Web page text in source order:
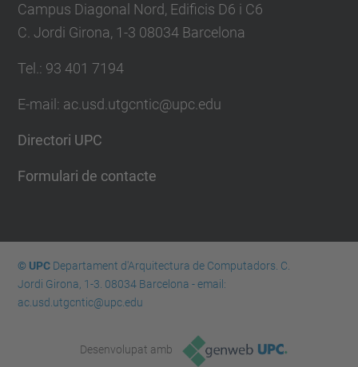
Campus Diagonal Nord, Edificis D6 i C6
C. Jordi Girona, 1-3 08034 Barcelona
Tel.: 93 401 7194
E-mail: ac.usd.utgcntic@upc.edu
Directori UPC
Formulari de contacte
© UPCDepartament d'Arquitectura de Computadors. C.
Jordi Girona, 1-3. 08034 Barcelona - email:
ac.usd.utgcntic@upc.edu
Desenvolupat amb